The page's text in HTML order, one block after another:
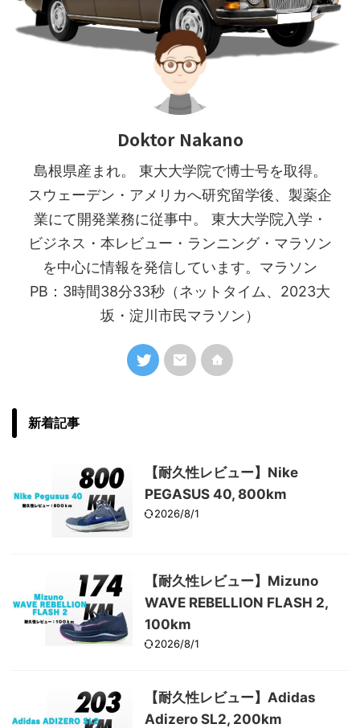
Doktor Nakano
島根県産まれ。 東大大学院で博士号を取得。
スウェーデン・アメリカへ研究留学後、製薬企
業にて開発業務に従事中。 東大大学院入学・
ビジネス・本レビュー・ランニング・マラソン
を中心に情報を発信しています。マラソン
PB：3時間38分33秒（ネットタイム、2023大
坂・淀川市民マラソン）
新着記事
【耐久性レビュー】Nike
PEGASUS 40, 800km
2026/8/1
【耐久性レビュー】Mizuno
WAVE REBELLION FLASH 2,
100km
2026/8/1
【耐久性レビュー】Adidas
Adizero SL2, 200km